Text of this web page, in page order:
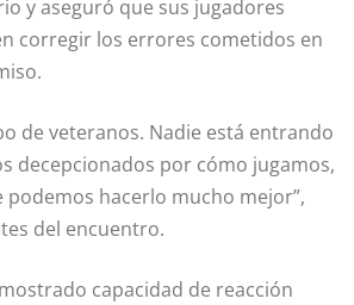
y aseguró que sus jugadores
corregir los errores cometidos en
de veteranos. Nadie está entrando
decepcionados por cómo jugamos,
podemos hacerlo mucho mejor”,
del encuentro.
capacidad de reacción